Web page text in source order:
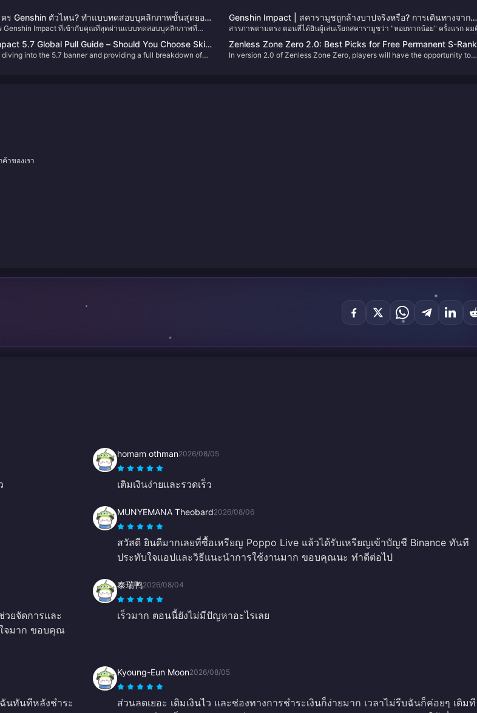
ร Genshin ตัวไหน? ทำแบบทดสอบบุคลิกภาพขั้นสุดยอด
Genshin Impact ที่เข้ากับคุณที่สุดผ่านแบบทดสอบบุคลิกภาพที่
ดของ uQuiz ไปจนถึงแบบทดสอบด่วนของ BuzzFeed ค้นหาตัวละคร
ป็นคุณอย่างแท้จริง
Genshin Impact | สคารามูชถูกล้างบาปจริงหรือ? การเดินทางจาก
'หอยทากน้อย' สู่ 'วันเดอเรอร์'
สารภาพตามตรง ตอนที่ได้ยินผู้เล่นเรียกสคารามูชว่า "หอยทากน้อย" ครั้งแรก ผ
อย่างไร? แต่เมื่อเนื้อเรื่องดำเนินไป ผมก็พบว่าการเปลี่ยนแปลงของตัวละครนี้ซับ
กว่าที่คิดมาก
5.7 Global Pull Guide – Should You Choose Skirk
Archon?
diving into the 5.7 banner and providing a full breakdown of
Zenless Zone Zero 2.0: Best Picks for Free Permanent S-Rank
Character & W-Engine
In version 2.0 of Zenless Zone Zero, players will have the opportunity to
าของเรา
homam othman2026/08/05
เติมเงินง่ายและรวดเร็ว
MUNYEMANA Theobard2026/08/06
สวัสดี ยินดีมากเลยที่ซื้อเหรียญ Poppo Live แล้วได้รับเหรียญเข้าบัญชี Binance ทันที
ประทับใจแอปและวิธีแนะนำการใช้งานมาก ขอบคุณนะ ทำดีต่อไป
ยจัดการและ
จมาก ขอบคุณ
泰瑞鸭2026/08/04
เร็วมาก ตอนนี้ยังไม่มีปัญหาอะไรเลย
นทันทีหลังชำระ
Kyoung-Eun Moon2026/08/05
ส่วนลดเยอะ เติมเงินไว และช่องทางการชำระเงินก็ง่ายมาก เวลาไม่รีบฉันก็ค่อยๆ เติมที